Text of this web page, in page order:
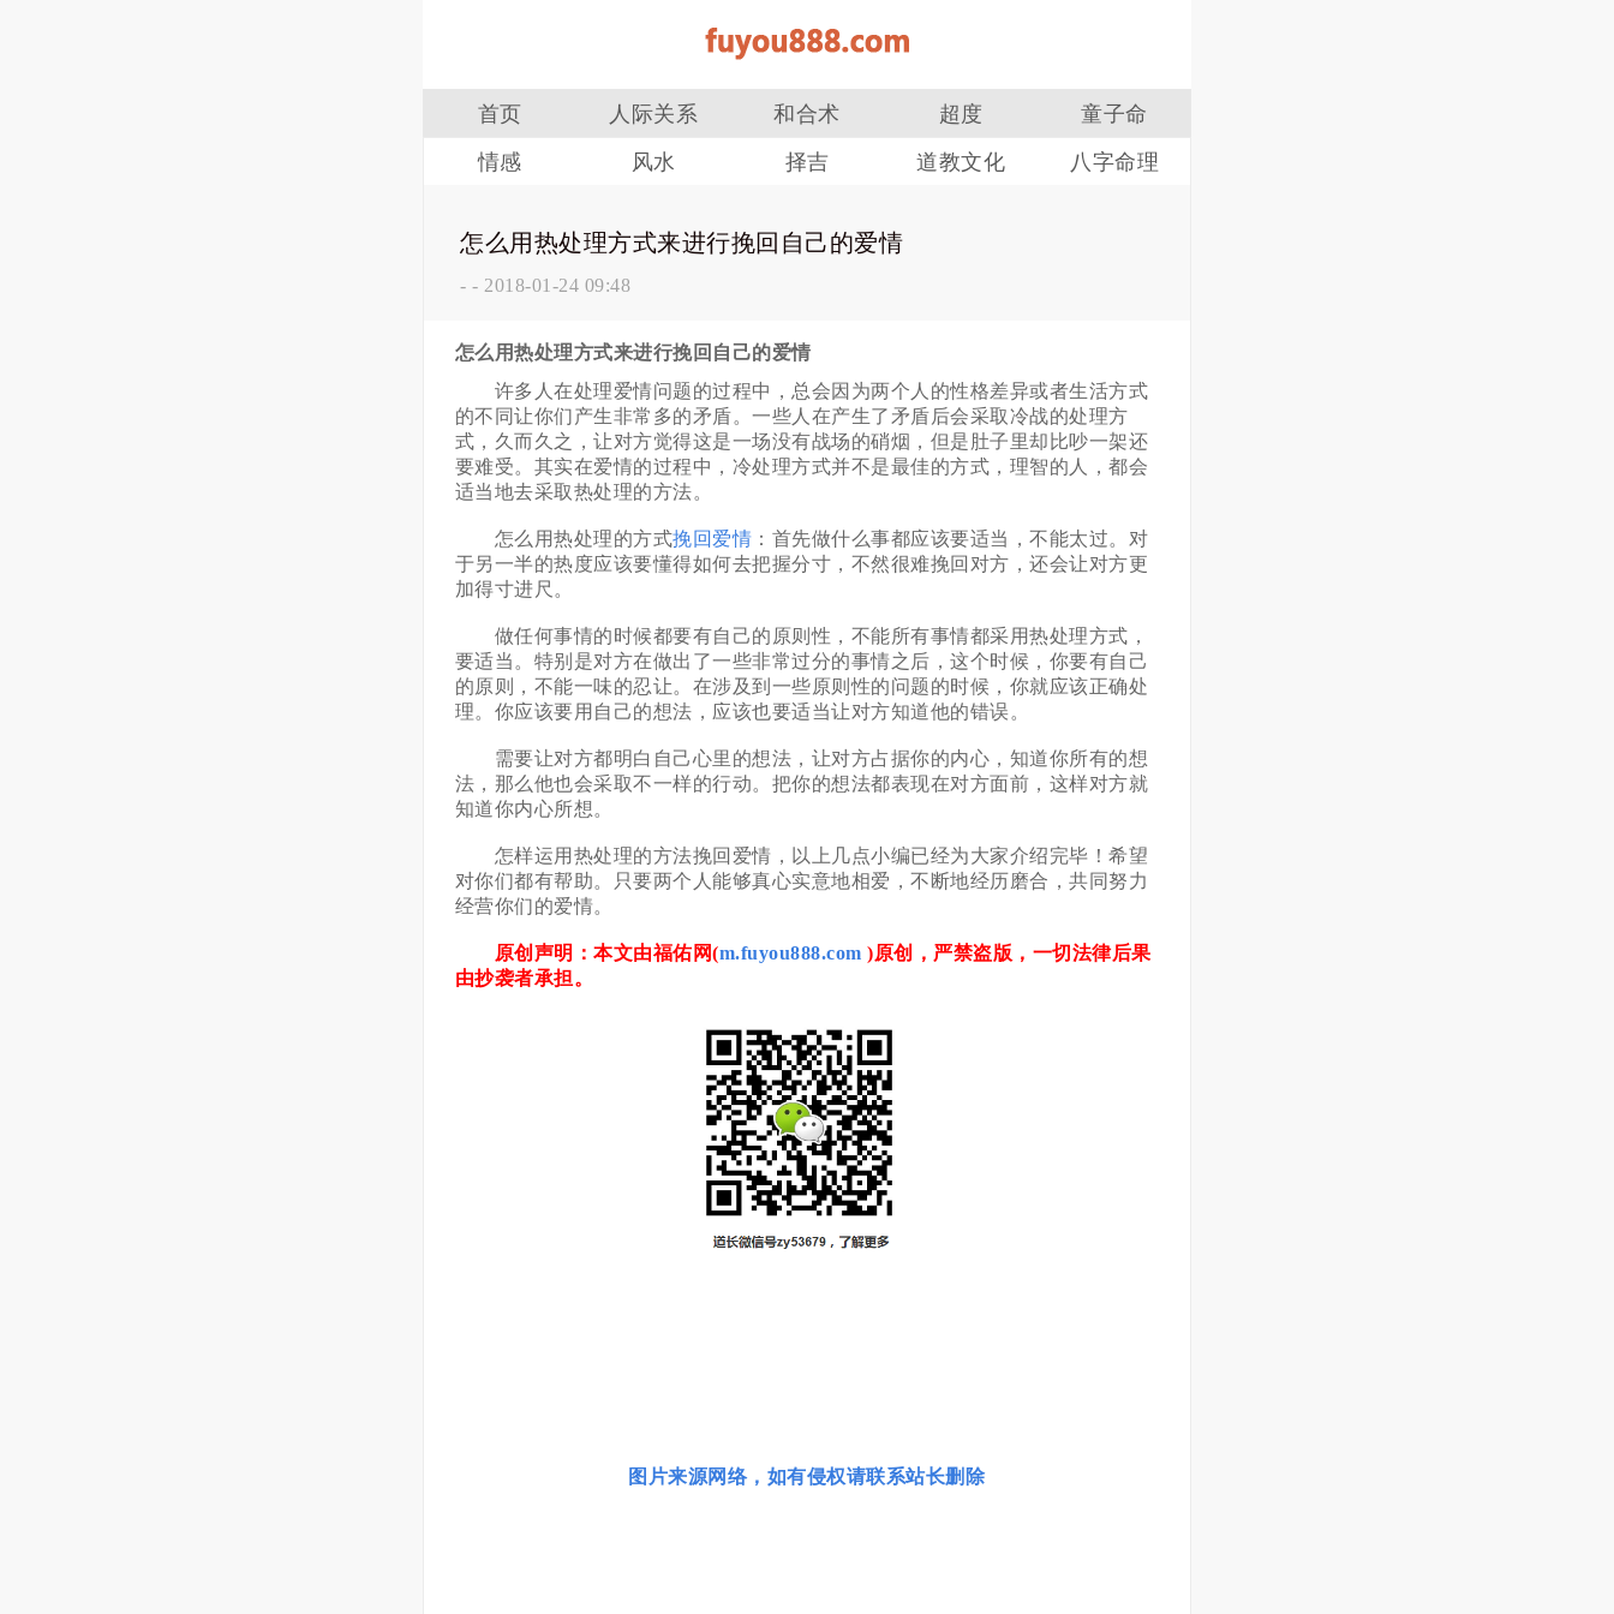
首页 人际关系 和合术 超度
童子命
情感
风水 择吉 道教文化 八字命理
怎么用热处理方式来进行挽回自己的爱情
- - 2018-01-24 09:48
怎么用热处理方式来进行挽回自己的爱情
许多人在处理爱情问题的过程中，总会因为两个人的性格差异或者生活方式
的不同让你们产生非常多的矛盾。一些人在产生了矛盾后会采取冷战的处理方
式，久而久之，让对方觉得这是一场没有战场的硝烟，但是肚子里却比吵一架还
要难受。其实在爱情的过程中，冷处理方式并不是最佳的方式，理智的人，都会
适当地去采取热处理的方法。
怎么用热处理的方式挽回爱情 ：首先做什么事都应该要适当，不能太过。对
于另一半的热度应该要懂得如何去把握分寸，不然很难挽回对方，还会让对方更
加得寸进尺。
做任何事情的时候都要有自己的原则性，不能所有事情都采用热处理方式，
要适当。特别是对方在做出了一些非常过分的事情之后，这个时候，你要有自己
的原则，不能一味的忍让。在涉及到一些原则性的问题的时候，你就应该正确处
理。你应该要用自己的想法，应该也要适当让对方知道他的错误。
需要让对方都明白自己心里的想法，让对方占据你的内心，知道你所有的想
法，那么他也会采取不一样的行动。把你的想法都表现在对方面前，这样对方就
知道你内心所想。
怎样运用热处理的方法挽回爱情，以上几点小编已经为大家介绍完毕！希望
对你们都有帮助。只要两个人能够真心实意地相爱，不断地经历磨合，共同努力
经营你们的爱情。
原创声明：本文由福佑网(m.fuyou888.com )原创，严禁盗版，一切法律后果
由抄袭者承担。
图片来源网络，如有侵权请联系站长删除